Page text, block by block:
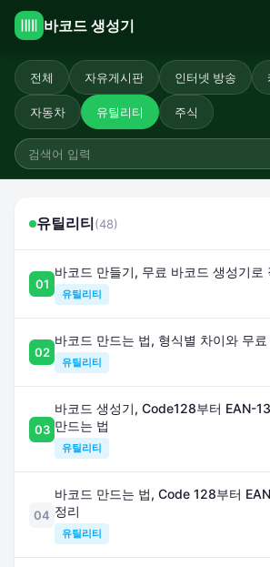
바코드 생성기
전체 자유게시판 인터넷 방송
자동차 유틸리티 주식
유틸리티(48)
01
바코드 만들기, 무료 바코드 생성기로
유틸리티
02
바코드 만드는 법, 형식별 차이와 무료
유틸리티
03
바코드 생성기, Code128부터 EAN-
만드는 법
유틸리티
04
바코드 만드는 법, Code 128부터
정리
유틸리티